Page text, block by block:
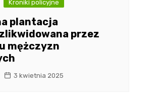
Kroniki policyjne
plantacja
przez
mężczyzn
3 kwietnia 2025